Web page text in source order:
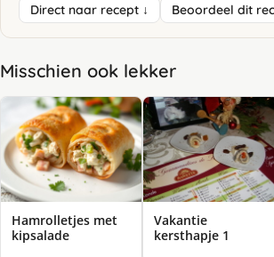
Direct naar recept ↓ Beoordeel dit
Misschien ook lekker
Hamrolletjes met
kipsalade
Vakantie
kersthapje 1